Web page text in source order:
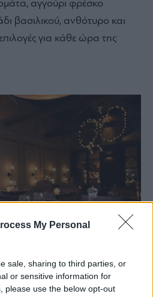
My Personal
sale, sharing to third parties, or
or sensitive information for
please use the below opt-out
αγγούρι φρέσκο
βασιλικού, ανθότυρο και
επιλογές για κάθε ώρα της